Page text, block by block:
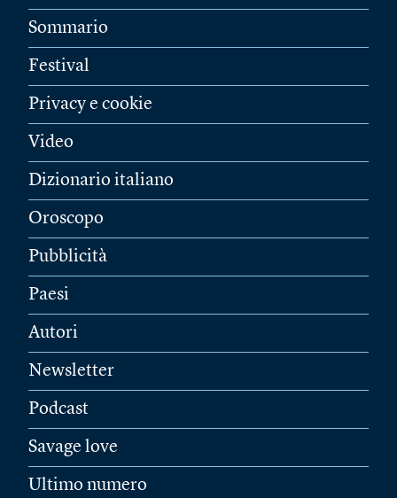
Sommario
Festival
Privacy e cookie
Video
Dizionario italiano
Oroscopo
Pubblicità
Paesi
Autori
Newsletter
Podcast
Savage love
Ultimo numero